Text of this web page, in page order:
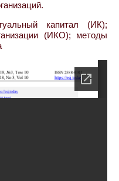
капитал (ИК);
(ИКО); методы